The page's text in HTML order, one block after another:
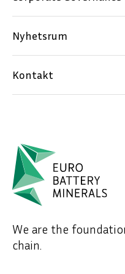
Nyhetsrum
Kontakt
We are the
chain.